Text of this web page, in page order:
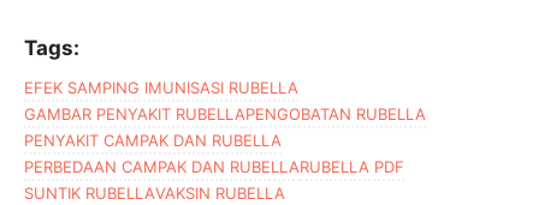
Tags:
EFEK SAMPING IMUNISASI RUBELLA
GAMBAR PENYAKIT RUBELLAPENGOBATAN RUBELLA
PENYAKIT CAMPAK DAN RUBELLA
PERBEDAAN CAMPAK DAN RUBELLARUBELLA PDF
SUNTIK RUBELLAVAKSIN RUBELLA